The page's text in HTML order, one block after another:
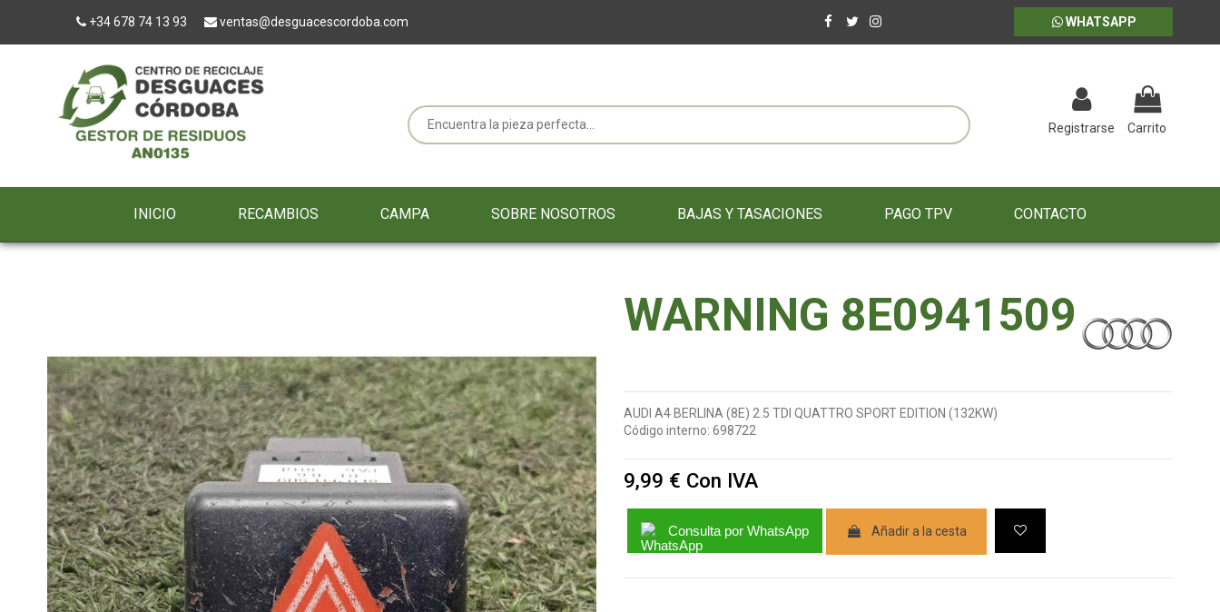
+34 678 74 13 93 ventas@desguacescordoba.com WHATSAPP
Registrarse Carrito
INICIO RECAMBIOS CAMPA SOBRE NOSOTROS BAJAS Y TASACIONES PAGO TPV CONTACTO
WARNING 8E0941509
AUDI A4 BERLINA (8E) 2.5 TDI QUATTRO SPORT EDITION (132KW)
Código interno: 698722
9,99 € Con IVA
Consulta por WhatsApp Añadir a la cesta